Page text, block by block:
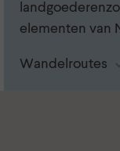
elementen van
Wandelroutes